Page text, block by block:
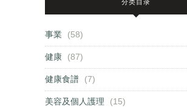
分类目录
事業 (58)
健康 (87)
健康食譜 (7)
美容及個人護理 (15)